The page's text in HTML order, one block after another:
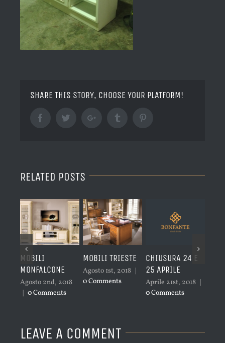
SHARE THIS STORY, CHOOSE YOUR PLATFORM!
FacebookTwitterGoogle+ Tumblr
RELATED POSTS
MOBILI
MONFALCONE
Agosto 2nd, 2018
| 0 Comments
MOBILI TRIESTE
Agosto 1st, 2018 |
0 Comments
CHIUSURA 24 E
25 APRILE
Aprile 21st, 2018 |
0 Comments
LEAVE A COMMENT